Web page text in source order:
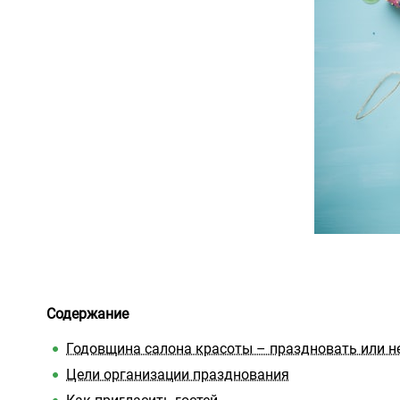
Содержание
Годовщина салона красоты – праздновать или
Цели организации празднования